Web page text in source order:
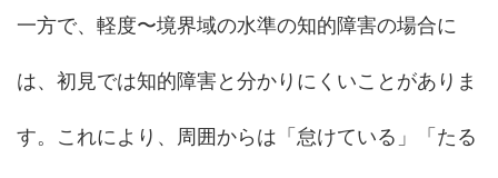
一方で、軽度〜境界域の水準の知的障害の場合に
は、初見では知的障害と分かりにくいことがありま
す。これにより、周囲からは「怠けている」「たる